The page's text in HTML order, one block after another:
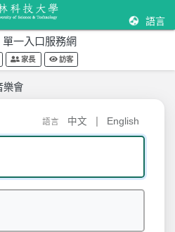
語言
單一入口服務網
家長 訪客
樂會
語言 中文 English